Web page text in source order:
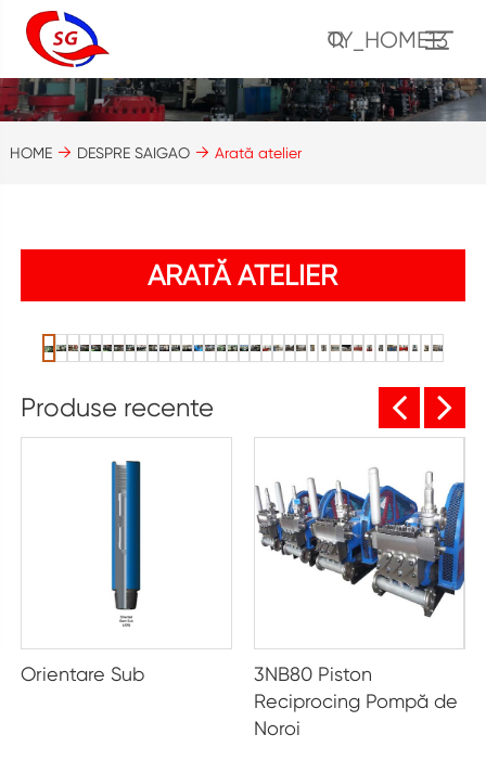
TY_HOME13
HOME DESPRE SAIGAO Arată atelier
ARATĂ ATELIER
Produse recente
3NB80 Piston
Reciprocing Pompă de
singur strat